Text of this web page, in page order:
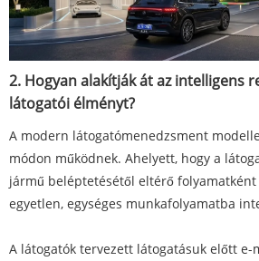
2. Hogyan alakítják át az intelligens
látogatói élményt?
A modern látogatómenedzsment
módon működnek. Ahelyett, hogy a
jármű beléptetésétől eltérő
egyetlen, egységes munkafolyamatba
A látogatók tervezett látogatásuk előtt e-